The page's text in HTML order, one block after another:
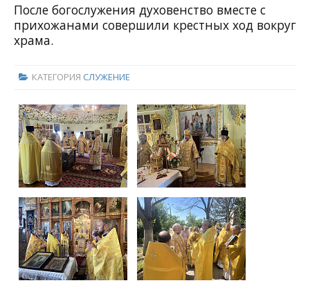
После богослужения духовенство вместе с
прихожанами совершили крестных ход вокруг
храма.
КАТЕГОРИЯ СЛУЖЕНИЕ